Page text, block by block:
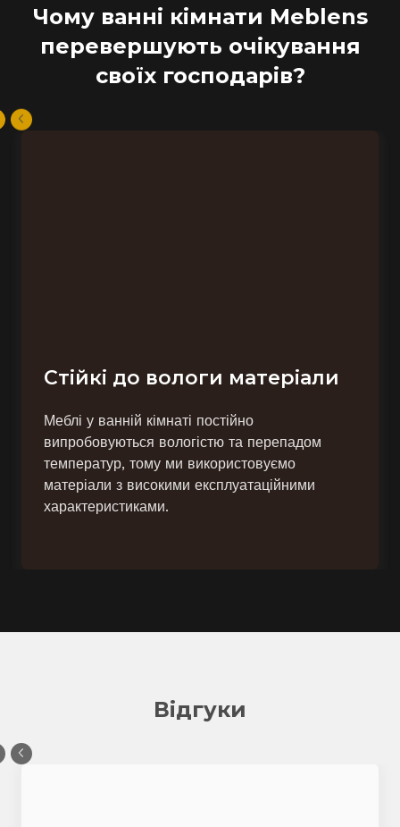
Чому ванні кімнати Meblens
перевершують очікування
своїх господарів?
Стійкі до вологи матеріали
Меблі у ванній кімнаті постійно
випробовуються вологістю та перепадом
температур, тому ми використовуємо
матеріали з високими експлуатаційними
характеристиками.
Відгуки